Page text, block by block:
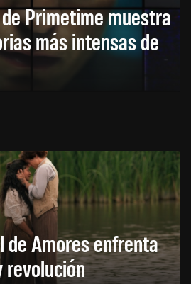
Primetime muestra
más intensas de
Amores enfrenta
revolución